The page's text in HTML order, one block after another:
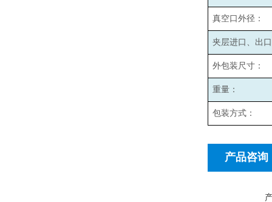
真空口外径：
夹层进口、出
外包装尺寸：
重量：
包装方式：
产品咨询